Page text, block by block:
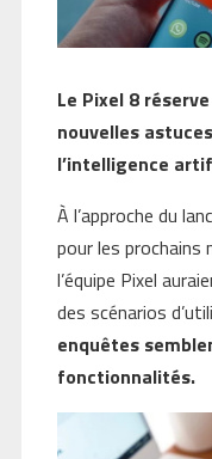
Le Pixel 8
nouvelles
l’intelligence
À l’approche du
pour les prochains
l’équipe Pixel
des scénarios
enquêtes
fonctionnalités.